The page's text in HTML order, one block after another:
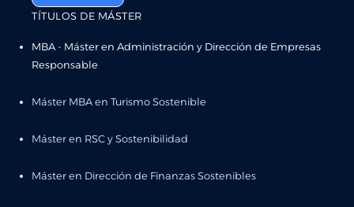
TÍTULOS DE MÁSTER
MBA - Máster en Administración y Dirección de Empresas
Responsable
Máster MBA en Turismo Sostenible
Máster en RSC y Sostenibilidad
Máster en Dirección de Finanzas Sostenibles